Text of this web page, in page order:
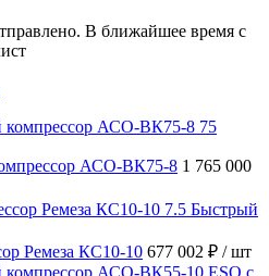
В ближайшее время с
АСО-ВК75-8 1 765 000
Быстрый
Ремеза КС10-10 677 002 ₽ / шт